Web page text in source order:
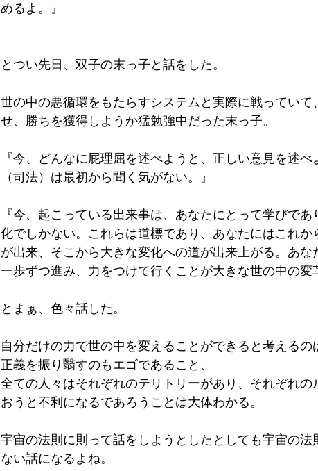
めるよ。』
とつい先日、双子の末っ子と話をした。
世の中の悪循環をもたらすシステムと実際に戦ってい
せ、勝ちを獲得しようか猛勉強中だった末っ子。
『今、どんなに屁理屈を述べようと、正しい意見を述
（司法）は最初から聞く気がない。』
『今、起こっている出来事は、あなたにとって学びで
化でしかない。これらは道標であり、あなたにはこれ
が出来、そこから大きな変化への道が出来上がる。あな
一歩ずつ進み、力をつけて行くことが大きな世の中の変
とまぁ、色々話した。
自分だけの力で世の中を変えることができると考えるの
正義を振り翳すのもエゴであること、
全ての人々はそれぞれのテリトリーがあり、それぞれ
おうと不利になるであろうことは大体わかる。
宇宙の法則に則って話をしようとしたとしても宇宙の
ない話になるよね。